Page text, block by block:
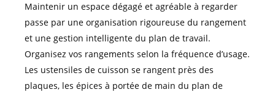
Maintenir un espace dégagé et agréable à regarder
passe par une organisation rigoureuse du rangement
et une gestion intelligente du plan de travail.
Organisez vos rangements selon la fréquence d’usage.
Les ustensiles de cuisson se rangent près des
plaques, les épices à portée de main du plan de